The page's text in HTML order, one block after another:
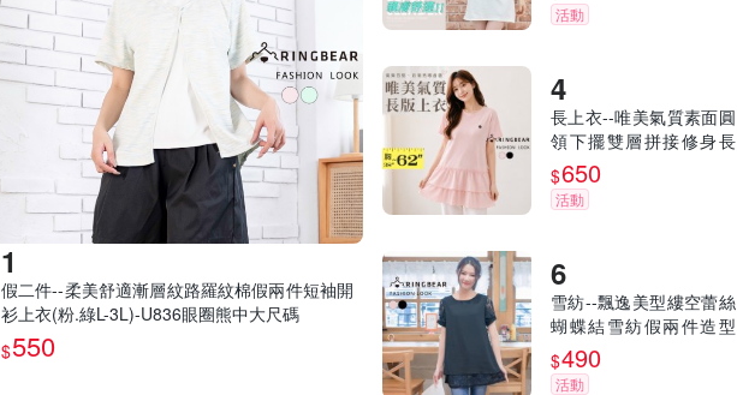
假二件--柔美舒適漸層紋路羅紋棉假兩件短袖開
衫上衣(粉.綠L-3L)-U836眼圈熊中大尺碼
$550
活動
長上衣--唯美氣質素面圓
領下擺雙層拼接修身長
版上衣(黑.粉XL-6L)-U86
2眼圈熊中大尺碼
$650
活動
雪紡--飄逸美型縷空蕾絲
蝴蝶結雪紡假兩件造型
短袖長上衣(黑.粉XL-5L)-
D391眼圈熊中大尺碼
$490
活動